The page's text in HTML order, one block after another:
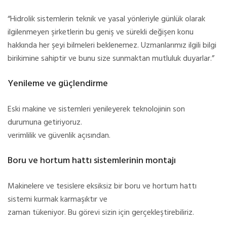
“Hidrolik sistemlerin teknik ve yasal yönleriyle günlük olarak
ilgilenmeyen şirketlerin bu geniş ve sürekli değişen konu
hakkında her şeyi bilmeleri beklenemez. Uzmanlarımız ilgili bilgi
birikimine sahiptir ve bunu size sunmaktan mutluluk duyarlar.”
Yenileme ve güçlendirme
Eski makine ve sistemleri yenileyerek teknolojinin son
durumuna getiriyoruz.
verimlilik ve güvenlik açısından.
Boru ve hortum hattı sistemlerinin montajı
Makinelere ve tesislere eksiksiz bir boru ve hortum hattı
sistemi kurmak karmaşıktır ve
zaman tükeniyor. Bu görevi sizin için gerçekleştirebiliriz.